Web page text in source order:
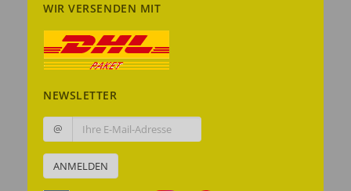
WIR VERSENDEN MIT
NEWSLETTER
@
ANMELDEN